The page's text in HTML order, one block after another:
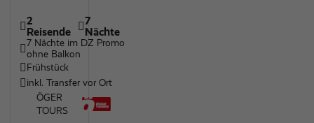
2
Reisende
7
Nächte
7 Nächte im DZ Promo
ohne Balkon
Frühstück
inkl. Transfer vor Ort
ÖGER
TOURS